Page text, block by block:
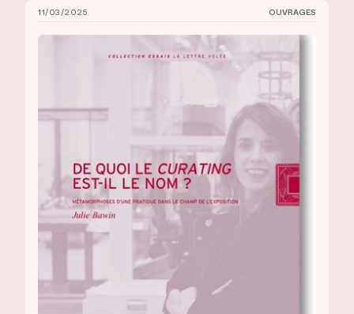
Nouvelle publication de Julie Bawin _De quoi le
11/03/2025 OUVRAGES